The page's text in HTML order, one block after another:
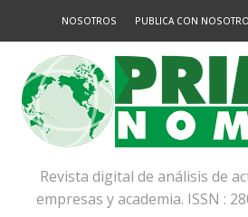
NOSOTROS PUBLICA CON
Revista digital de análisis de
empresas y academia. ISSN :